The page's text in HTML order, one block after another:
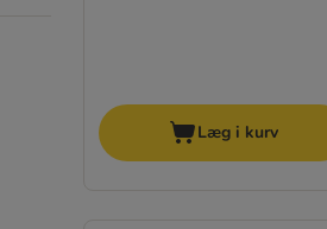
Læg i kurv